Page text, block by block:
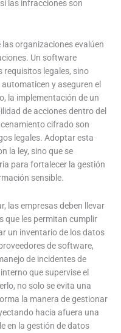
las infracciones son
organizaciones evalúen
Un software
requisitos legales, sino
y aseguren el
la implementación de un
de acciones dentro del
cifrado son
legales. Adoptar esta
la ley, sino que se
para fortalecer la gestión
sensible.
las empresas deben llevar
que les permitan cumplir
un inventario de los datos
de software,
de incidentes de
que supervise el
no solo se evita una
la manera de gestionar
hacia afuera una
en la gestión de datos